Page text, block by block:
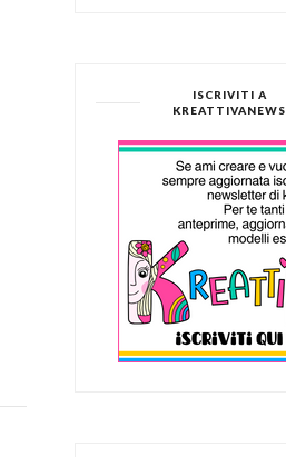
ISCRIVITI A
KREATTIVANEWS